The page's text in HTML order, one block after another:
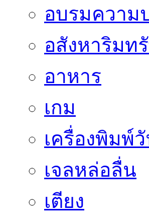
อบรมความ
อสังหาริมท
อาหาร
เกม
เครื่องพิมพ์
เจลหล่อลื่น
เตียง